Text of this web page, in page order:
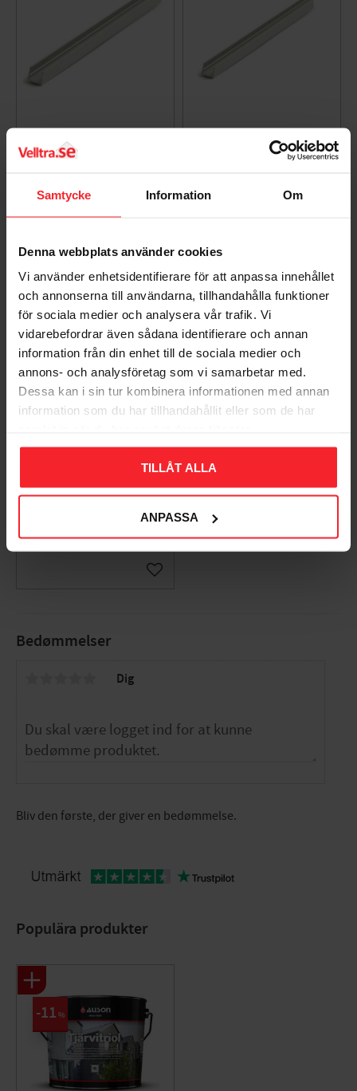
Samtycke Information Om
Denna webbplats använder cookies
Vi använder enhetsidentifierare för att anpassa innehållet
och annonserna till användarna, tillhandahålla funktioner
för sociala medier och analysera vår trafik. Vi
vidarebefordrar även sådana identifierare och annan
information från din enhet till de sociala medier och
annons- och analysföretag som vi samarbetar med.
Dessa kan i sin tur kombinera informationen med annan
information som du har tillhandahållit eller som de har
TILLÅT ALLA
ANPASSA
Bedømmelser
Dig
Bliv den første, der giver en bedømmelse.
21x21,1x1000mm,
14751
Gem som favorit
U-Profil B62,
10x16,1x1000mm,
10x12,9x1000mm,
Aluminium, 5stk, Habo
145DKK
Gem som favorit
Populära produkter
11 %